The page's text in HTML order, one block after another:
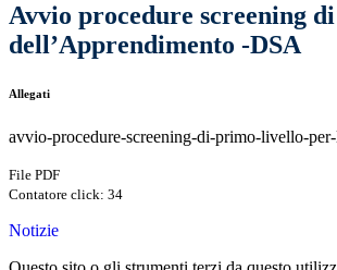
Avvio procedure screening
dell’Apprendimento -DSA
Allegati
avvio-procedure-screening-di-primo-livello-
File PDF
Contatore click: 34
Notizie